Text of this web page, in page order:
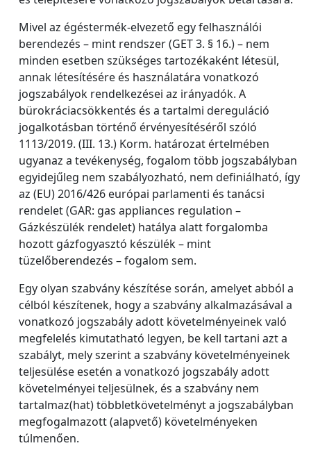
Mivel az égéstermék-elvezető egy felhasználói
berendezés – mint rendszer (GET 3. § 16.) – nem
minden esetben szükséges tartozékaként létesül,
annak létesítésére és használatára vonatkozó
jogszabályok rendelkezései az irányadók. A
bürokráciacsökkentés és a tartalmi dereguláció
jogalkotásban történő érvényesítéséről szóló
1113/2019. (III. 13.) Korm. határozat értelmében
ugyanaz a tevékenység, fogalom több jogszabályban
egyidejűleg nem szabályozható, nem definiálható, így
az (EU) 2016/426 európai parlamenti és tanácsi
rendelet (GAR: gas appliances regulation –
Gázkészülék rendelet) hatálya alatt forgalomba
hozott gázfogyasztó készülék – mint
tüzelőberendezés – fogalom sem.
Egy olyan szabvány készítése során, amelyet abból a
célból készítenek, hogy a szabvány alkalmazásával a
vonatkozó jogszabály adott követelményeinek való
megfelelés kimutatható legyen, be kell tartani azt a
szabályt, mely szerint a szabvány követelményeinek
teljesülése esetén a vonatkozó jogszabály adott
követelményei teljesülnek, és a szabvány nem
tartalmaz(hat) többletkövetelményt a jogszabályban
megfogalmazott (alapvető) követelményeken
túlmenően.